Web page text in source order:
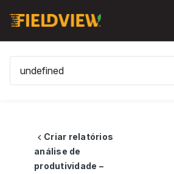
principal
undefined
chevron_leftCriar relatórios
análise de
produtividade –